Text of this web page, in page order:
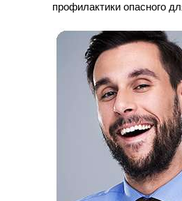
профилактики опасного